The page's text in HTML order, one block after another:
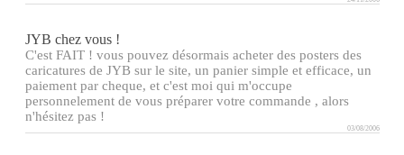
JYB chez vous !
C'est FAIT ! vous pouvez désormais acheter des posters des
caricatures de JYB sur le site, un panier simple et efficace, un
paiement par cheque, et c'est moi qui m'occupe
personnelement de vous préparer votre commande , alors
n'hésitez pas !
03/08/2006